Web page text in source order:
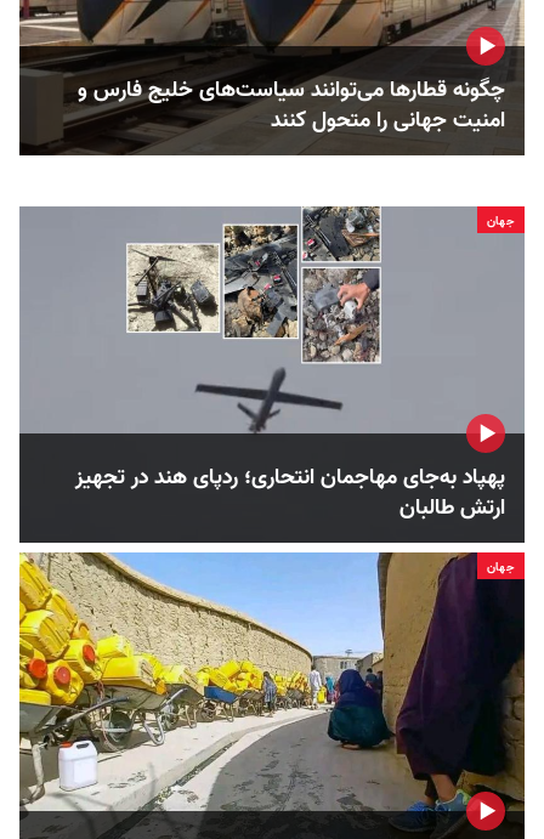
چگونه قطارها می‌توانند سیاست‌های خلیج فارس و
امنیت جهانی را متحول کنند
جهان
پهپاد به‌جای مهاجمان انتحاری؛ ردپای هند در تجهیز
ارتش طالبان
جهان